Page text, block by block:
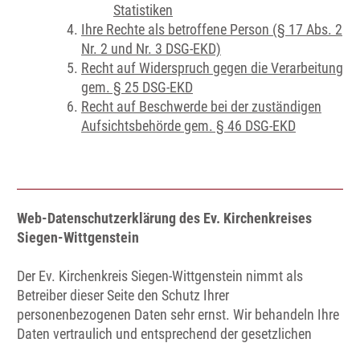
Statistiken
Ihre Rechte als betroffene Person (§ 17 Abs. 2
Nr. 2 und Nr. 3 DSG-EKD)
Recht auf Widerspruch gegen die Verarbeitung
gem. § 25 DSG-EKD
Recht auf Beschwerde bei der zuständigen
Aufsichtsbehörde gem. § 46 DSG-EKD
Web-Datenschutzerklärung des Ev. Kirchenkreises
Siegen-Wittgenstein
Der Ev. Kirchenkreis Siegen-Wittgenstein nimmt als
Betreiber dieser Seite den Schutz Ihrer
personenbezogenen Daten sehr ernst. Wir behandeln Ihre
Daten vertraulich und entsprechend der gesetzlichen